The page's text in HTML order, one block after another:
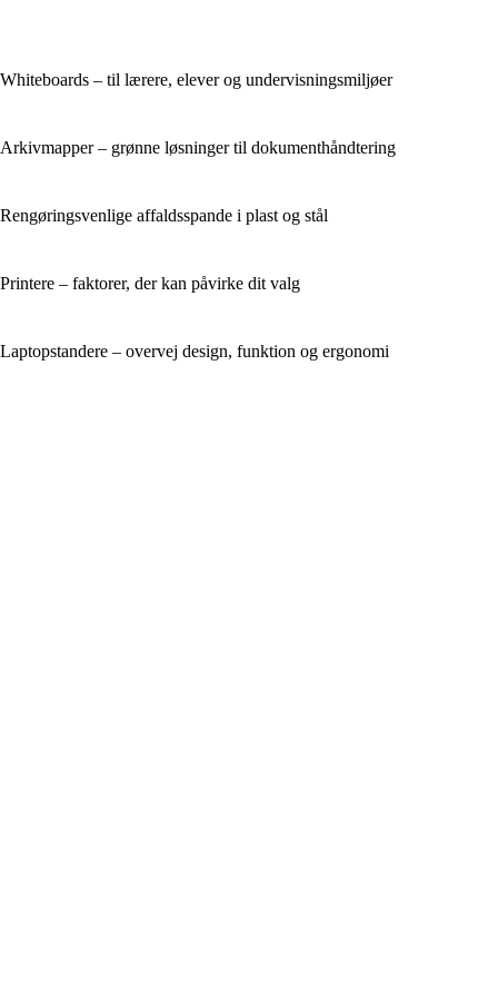
Whiteboards – til lærere, elever og undervisningsmiljøer
Arkivmapper – grønne løsninger til dokumenthåndtering
Rengøringsvenlige affaldsspande i plast og stål
Printere – faktorer, der kan påvirke dit valg
Laptopstandere – overvej design, funktion og ergonomi